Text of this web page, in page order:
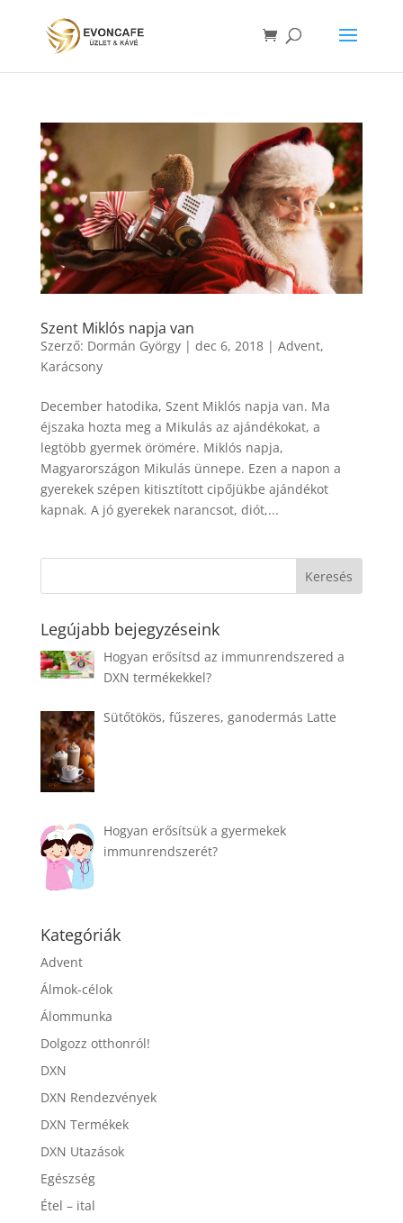
Szent Miklós napja van
Szerző: Dormán György| dec 6, 2018| Advent,
Karácsony
December hatodika, Szent Miklós napja van. Ma
éjszaka hozta meg a Mikulás az ajándékokat, a
legtöbb gyermek örömére. Miklós napja,
Magyarországon Mikulás ünnepe. Ezen a napon a
gyerekek szépen kitisztított cipőjükbe ajándékot
kapnak. A jó gyerekek narancsot, diót,...
Legújabb bejegyzéseink
Hogyan erősítsd az immunrendszered a
DXN termékekkel?
Sütőtökös, fűszeres, ganodermás Latte
Hogyan erősítsük a gyermekek
immunrendszerét?
Kategóriák
Advent
Álmok-célok
Álommunka
Dolgozz otthonról!
DXN
DXN Rendezvények
DXN Termékek
DXN Utazások
Egészség
Étel – ital